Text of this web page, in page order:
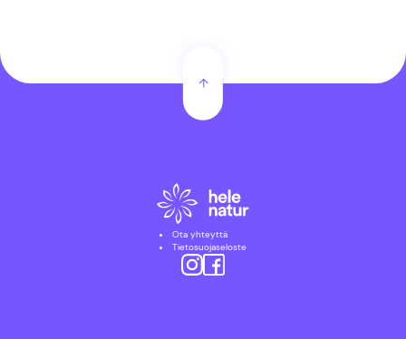
Ota yhteyttä
Tietosuojaseloste